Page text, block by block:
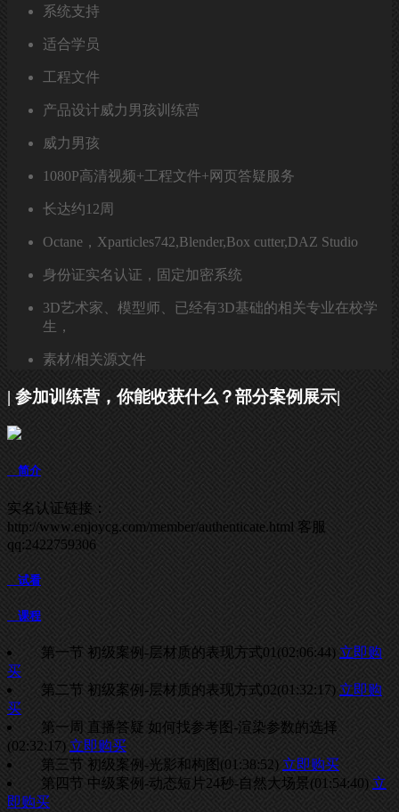
系统支持
适合学员
工程文件
产品设计威力男孩训练营
威力男孩
1080P高清视频+工程文件+网页答疑服务
长达约12周
Octane，Xparticles742,Blender,Box cutter,DAZ Studio
身份证实名认证，固定加密系统
3D艺术家、模型师、已经有3D基础的相关专业在校学
生，
素材/相关源文件
| 参加训练营，你能收获什么？部分案例展示|
简介
实名认证链接：
http://www.enjoycg.com/member/authenticate.html 客服
qq:2422759306
试看
课程
第一节 初级案例-层材质的表现方式01 (02:06:44) 立即购
买
第二节 初级案例-层材质的表现方式02(01:32:17) 立即购
买
第一周 直播答疑 如何找参考图-渲染参数的选择
(02:32:17) 立即购买
第三节 初级案例-光影和构图 (01:38:52) 立即购买
第四节 中级案例-动态短片24秒-自然大场景(01:54:40) 立
即购买